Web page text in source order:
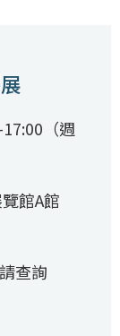
（週
館A館
查詢